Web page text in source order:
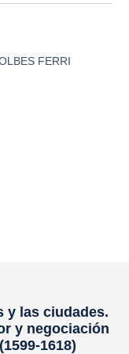
FERRI
y las ciudades.
y negociación
1618)